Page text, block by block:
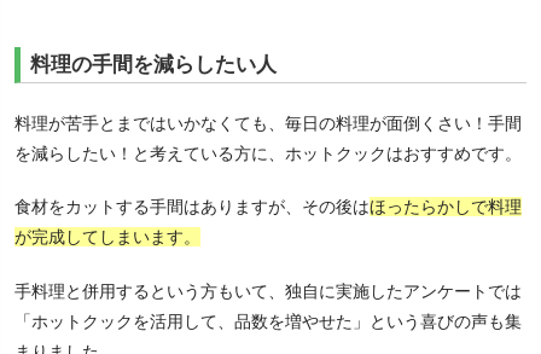
料理の手間を減らしたい人
料理が苦手とまではいかなくても、毎日の料理が面倒くさい！手間
を減らしたい！と考えている方に、ホットクックはおすすめです。
食材をカットする手間はありますが、その後はほったらかしで料理
が完成してしまいます。
手料理と併用するという方もいて、独自に実施したアンケートでは
「ホットクックを活用して、品数を増やせた」という喜びの声も集